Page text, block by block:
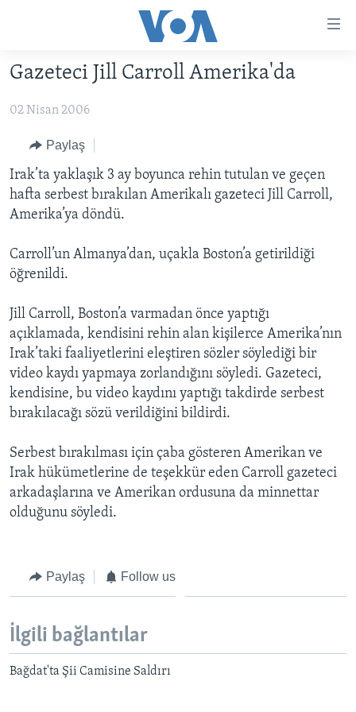
geç
navigasyona
geç
TÜRKİYE
AMERİKA
ORTADOĞU
AVRUPA
SAĞLIK
EKONOMİ
HAYATTAN
SANAT
PROGRAMLAR
AMERİKA'DA YAŞAM
UKRAYNA KRİZİ
YAPAY ZEKA
YORUMLAR
AMERIKA'YA ÖZEL
İNGİLİZCE DERSLERİ
MULTİMEDYA
VİDEO GALERİ
FOTO GALERİ
LEARNING ENGLISH
BIZI TAKIP EDIN
Diller
Gazeteci Jill Carroll Amerika'da
02 Nisan 2006
Paylaş
Irak’ta yaklaşık 3 ay boyunca rehin tutulan ve geçen
hafta serbest bırakılan Amerikalı gazeteci Jill Carroll,
Amerika’ya döndü.
Carroll’un Almanya’dan, uçakla Boston’a getirildiği
öğrenildi.
Jill Carroll, Boston’a varmadan önce yaptığı
açıklamada, kendisini rehin alan kişilerce Amerika’nın
Irak’taki faaliyetlerini eleştiren sözler söylediği bir
video kaydı yapmaya zorlandığını söyledi. Gazeteci,
kendisine, bu video kaydını yaptığı takdirde serbest
bırakılacağı sözü verildiğini bildirdi.
Serbest bırakılması için çaba gösteren Amerikan ve
Irak hükümetlerine de teşekkür eden Carroll gazeteci
arkadaşlarına ve Amerikan ordusuna da minnettar
olduğunu söyledi.
Paylaş Follow us
İlgili bağlantılar
Bağdat'ta Şii Camisine Saldırı